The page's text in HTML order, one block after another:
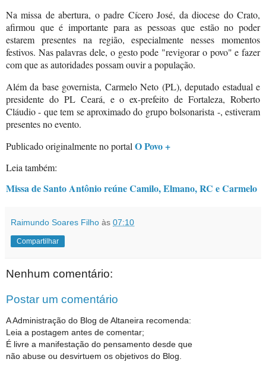
Na missa de abertura, o padre Cícero José, da diocese do Crato,
afirmou que é importante para as pessoas que estão no poder
estarem presentes na região, especialmente nesses momentos
festivos. Nas palavras dele, o gesto pode "revigorar o povo" e fazer
com que as autoridades possam ouvir a população.
Além da base governista, Carmelo Neto (PL), deputado estadual e
presidente do PL Ceará, e o ex-prefeito de Fortaleza, Roberto
Cláudio - que tem se aproximado do grupo bolsonarista -, estiveram
presentes no evento.
Publicado originalmente no portal O Povo +
Leia também:
Missa de Santo Antônio reúne Camilo, Elmano, RC e Carmelo
Raimundo Soares Filho às 07:10
Compartilhar
Nenhum comentário:
Postar um comentário
A Administração do Blog de Altaneira recomenda:
Leia a postagem antes de comentar;
É livre a manifestação do pensamento desde que
não abuse ou desvirtuem os objetivos do Blog.